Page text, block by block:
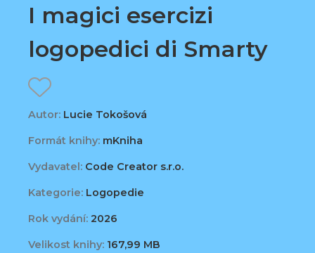
I magici esercizi
logopedici di Smarty
Autor: Lucie Tokošová
Formát knihy: mKniha
Vydavatel: Code Creator s.r.o.
Kategorie: Logopedie
Rok vydání: 2026
Velikost knihy: 167,99 MB